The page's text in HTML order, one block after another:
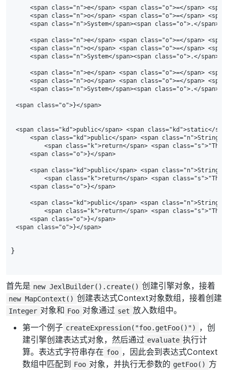
<span class="n">e</span> <span class="o">=</span>
<span class="n">o</span> <span class="o">=</span>
<span class="n">System</span><span class="o">.</
<span class="n">e</span> <span class="o">=</span>
<span class="n">o</span> <span class="o">=</span>
<span class="n">System</span><span class="o">.</
<span class="n">e</span> <span class="o">=</span>
<span class="n">o</span> <span class="o">=</span>
<span class="n">System</span><span class="o">.</
<span class="o">}</span>
<span class="kd">public</span> <span class="kd">static</
<span class="kd">public</span> <span
<span class="k">return</span> <span
    <span class="o">}</span>
<span class="kd">public</span> <span
<span class="k">return</span> <span
    <span class="o">}</span>
<span class="kd">public</span> <span
<span class="k">return</span> <span
    <span class="o">}</span>
}
首先是 new JexlBuilder().create() 创建引擎对象，接着
new MapContext() 创建表达式Context对象数组，接着创建
Integer 对象和 Foo 对象通过 set 放入数组中。
第一个例子 createExpression("foo.getFoo()")
，创
建引擎创建表达式对象，然后通过 evaluate 执行计
算。表达式字符串存在 foo ，因此会到表达式Context
数组中匹配到 Foo 对象，并执行无参数的 getFoo() 方